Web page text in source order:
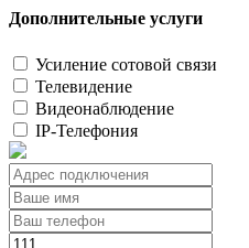
Дополнительные услуги
Усиление сотовой связи
Телевидение
Видеонаблюдение
IP-Телефония